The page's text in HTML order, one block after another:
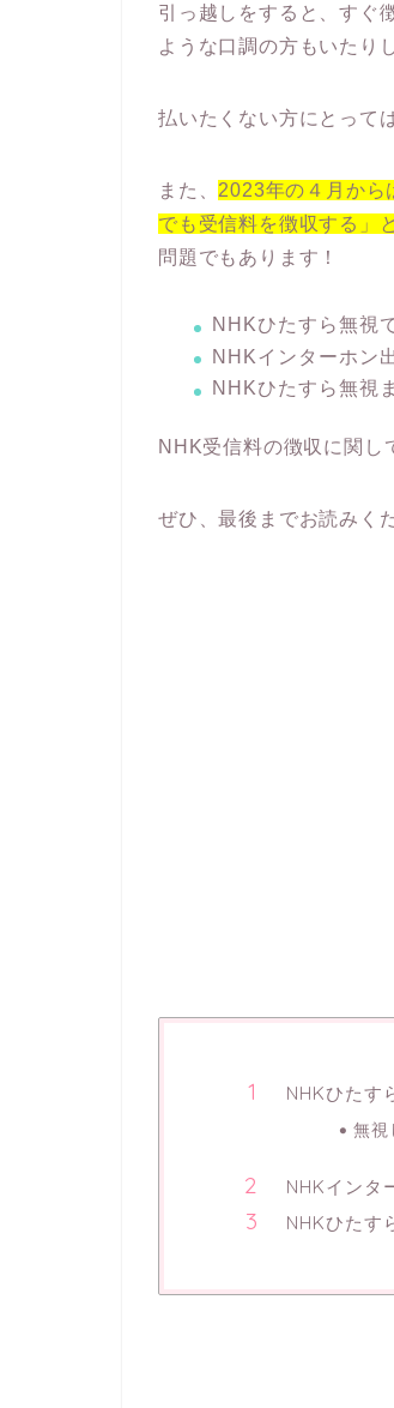
引っ越しをすると、すぐ
ような口調の方もいたり
払いたくない方にとって
また、 2023年の４月から
でも受信料を徴収する」
問題でもあります！
NHKひたすら無視
NHKインターホン
NHKひたすら無視
NHK受信料の徴収に関し
ぜひ、最後までお読みく
NHKひたす
無視
NHKインタ
NHKひたす